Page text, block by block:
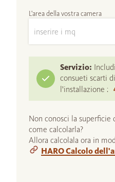
L'area della vostra camera
Servizio:
consueti scarti
l'installazione :
Non conosci la superficie
come calcolarla?
Allora calcolala ora in
HARO Calcolo